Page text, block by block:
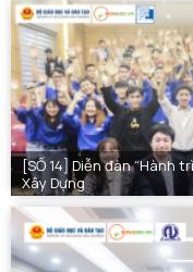
[SỐ 14] Diễn đàn “Hành
Xây Dựng